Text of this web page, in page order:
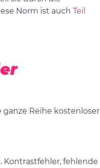
Norm ist auch Teil
Reihe kostenloser
Kontrastfehler, fehlende